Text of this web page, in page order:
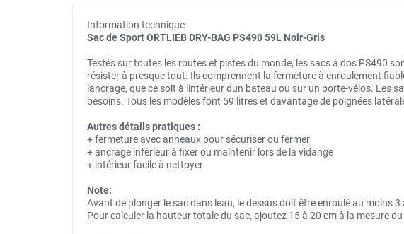
Information technique
Sac de Sport ORTLIEB DRY-BAG PS490 59L Noir-Gris
Testés sur toutes les routes et pistes du monde, les sacs à dos PS490
résister à presque tout. Ils comprennent la fermeture à enroulement
lancrage, que ce soit à lintérieur dun bateau ou sur un porte-vélos. Les
besoins. Tous les modèles font 59 litres et davantage de poignées
Autres détails pratiques :
+ fermeture avec anneaux pour sécuriser ou fermer
+ ancrage inférieur à fixer ou maintenir lors de la vidange
+ intérieur facile à nettoyer
Note:
Avant de plonger le sac dans leau, le dessus doit être enroulé au moins 3
Pour calculer la hauteur totale du sac, ajoutez 15 à 20 cm à la mesure